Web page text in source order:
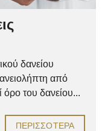
δανείου
από
όρο του δανείου...
ΠΕΡΙΣΣΌΤΕΡΑ